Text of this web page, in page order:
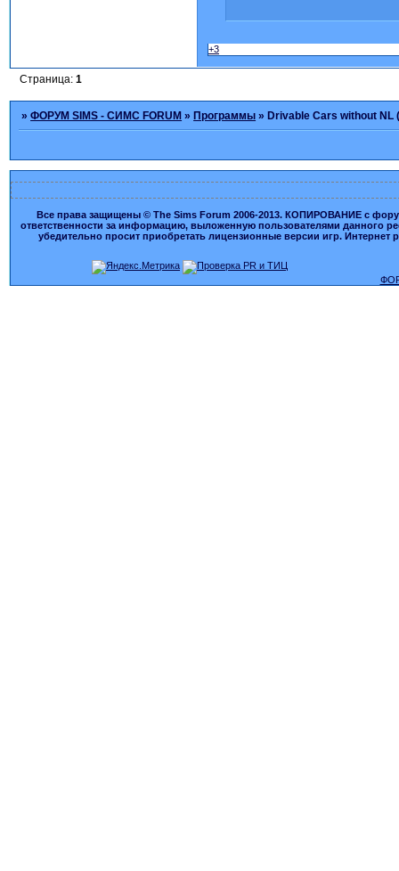
+3
Страница:1
»ФОРУМ SIMS - СИМС FORUM » Программы » Drivable Cars without
Все права защищены © The Sims Forum 2006-2013. КОПИРОВАНИЕ с
ответственности за информацию, выложенную пользователями данного
убедительно просит приобретать лицензионные версии игр.